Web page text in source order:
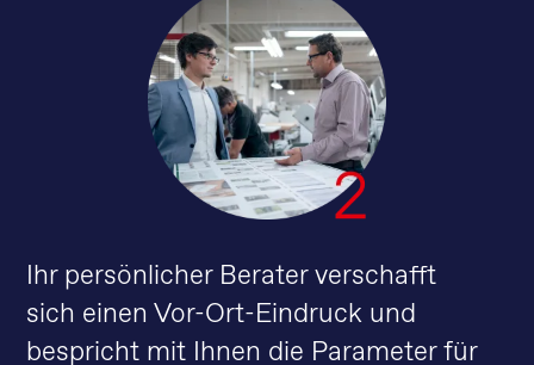
Ihr persönlicher Berater verschafft
sich einen Vor-Ort-Eindruck und
bespricht mit Ihnen die Parameter für